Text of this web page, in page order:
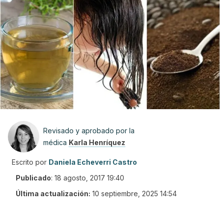
Revisado y aprobado por la
médica Karla Henríquez
Escrito por Daniela Echeverri Castro
Publicado: 18 agosto, 2017 19:40
Última actualización: 10 septiembre, 2025 14:54